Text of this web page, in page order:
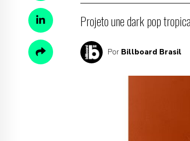
Projeto une dark pop
Por Billboard Brasil